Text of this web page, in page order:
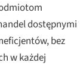
dostępnymi
bez
w każdej